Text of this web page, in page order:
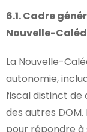
6.1.Cadre
Nouvelle-
La Nouvelle-
autonomie,
fiscal distinct de
des autres